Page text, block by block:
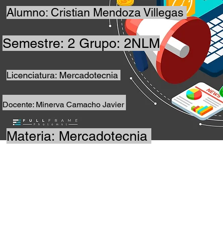
Alumno: Cristian Mendoza Villegas
Semestre: 2 Grupo: 2NLM
Licenciatura: Mercadotecnia
Docente: Minerva Camacho Javier
Materia: Mercadotecnia